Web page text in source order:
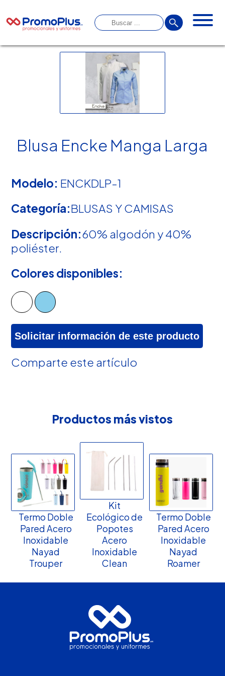
Blusa Encke Manga Larga
Modelo: ENCKDLP-1
Categoría:BLUSAS Y CAMISAS
Descripción:60% algodón y 40%
poliéster.
Colores disponibles:
Solicitar información de este producto
Comparte este artículo
Productos más vistos
Termo Doble
Pared Acero
Inoxidable
Nayad
Trouper
Kit
Ecológico de
Popotes
Acero
Inoxidable
Clean
Termo Doble
Pared Acero
Inoxidable
Nayad
Roamer